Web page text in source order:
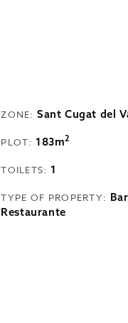
ZONE:Sant Cugat del
PLOT: 183m2
TOILETS: 1
TYPE OF PROPERTY: Bar
Restaurante